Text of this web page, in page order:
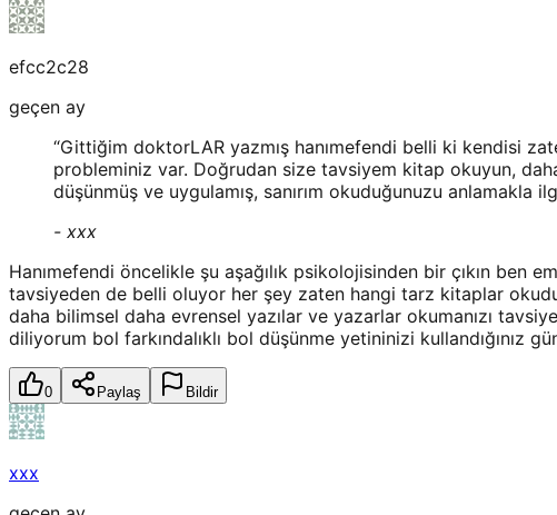
efcc2c28
geçen ay
“Gittiğim doktorLAR yazmış hanımefendi belli ki kendisi
probleminiz var. Doğrudan size tavsiyem kitap okuyun,
düşünmüş ve uygulamış, sanırım okuduğunuzu
- xxx
Hanımefendi öncelikle şu aşağılık psikolojisinden bir çıkın
tavsiyeden de belli oluyor her şey zaten hangi tarz kitaplar
daha bilimsel daha evrensel yazılar ve yazarlar okumanızı
diliyorum bol farkındalıklı bol düşünme yetininizi kullandığınız
0 Paylaş Bildir
xxx